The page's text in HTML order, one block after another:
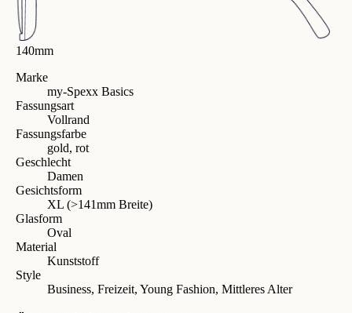
140mm
Marke
my-Spexx Basics
Fassungsart
Vollrand
Fassungsfarbe
gold, rot
Geschlecht
Damen
Gesichtsform
XL (>141mm Breite)
Glasform
Oval
Material
Kunststoff
Style
Business, Freizeit, Young Fashion, Mittleres Alter